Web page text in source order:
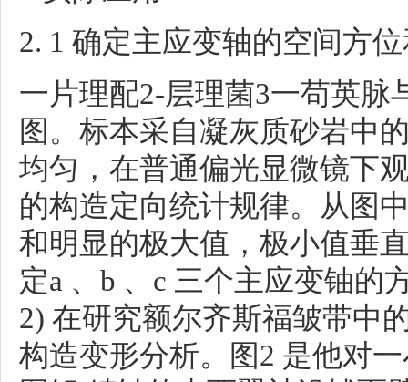
2. 1 确定主应变轴的空间方
一片理配2-层理菌3一苟英脉
图。标本采自凝灰质砂岩中
均匀，在普通偏光显微镜下
的构造定向统计规律。从图
和明显的极大值，极小值垂
定a 、b 、c 三个主应变铀的
2) 在研究额尔齐斯福皱带中
构造变形分析。图2 是他对